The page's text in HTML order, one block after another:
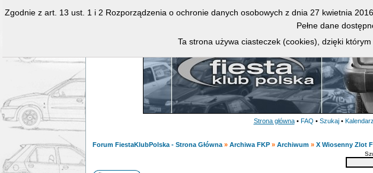
Strona główna • FAQ • Szukaj • Kalendarz
Forum FiestaKlubPolska - Strona Główna » Archiwa FKP » Archiwum » X Wiosenny Zlot
Zgodnie z art. 13 ust. 1 i 2 Rozporządzenia o ochronie danych osobowych z dnia 27 kwietnia
Pełne dane
Ta strona używa ciasteczek (cookies), dzięki którym